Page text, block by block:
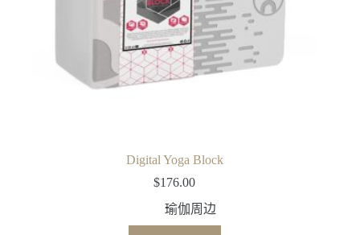
Digital Yoga Block
$176.00
瑜伽周边